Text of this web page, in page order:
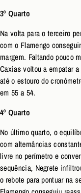
3º Quarto
Na volta para o terceiro
com o Flamengo
margem. Faltando pouco
Caxias voltou a empatar
até o estouro do
em 55 a 54.
4º Quarto
No último quarto, o
com alternâncias
livre no perímetro e
sequência, Negrete
o rebote para pontuar na